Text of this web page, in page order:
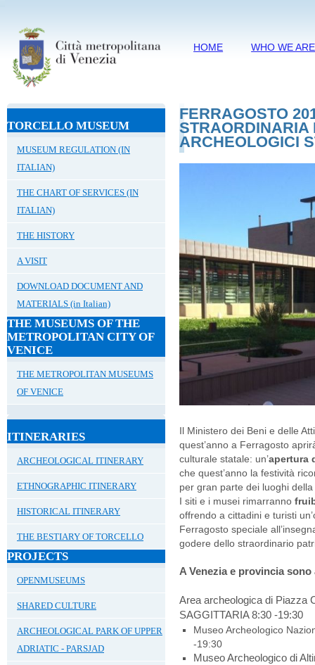
HOME WHO WE ARE
TORCELLO MUSEUM
MUSEUM REGULATION (IN
ITALIAN)
THE CHART OF SERVICES (IN
ITALIAN)
THE HISTORY
A VISIT
DOWNLOAD DOCUMENT AND
MATERIALS (in Italian)
THE MUSEUMS OF THE
METROPOLITAN CITY OF
VENICE
THE METROPOLITAN MUSEUMS
OF VENICE
ITINERARIES
ARCHEOLOGICAL ITINERARY
ETHNOGRAPHIC ITINERARY
HISTORICAL ITINERARY
THE BESTIARY OF TORCELLO
PROJECTS
OPENMUSEUMS
SHARED CULTURE
ARCHEOLOGICAL PARK OF UPPER
ADRIATIC - PARSJAD
FERRAGOSTO
STRAORDINARIA
ARCHEOLOGICI
Il Ministero dei Beni e delle
quest’anno a Ferragosto
culturale statale: un’apertura
che quest’anno la festività
per gran parte dei luoghi
I siti e i musei rimarranno
offrendo a cittadini e turisti
Ferragosto speciale
godere dello straordinario
A Venezia e provincia
Area archeologica di Piazza
SAGGITTARIA 8:30 -19:30
Museo Archeologico
-19:30
Museo Archeologico di